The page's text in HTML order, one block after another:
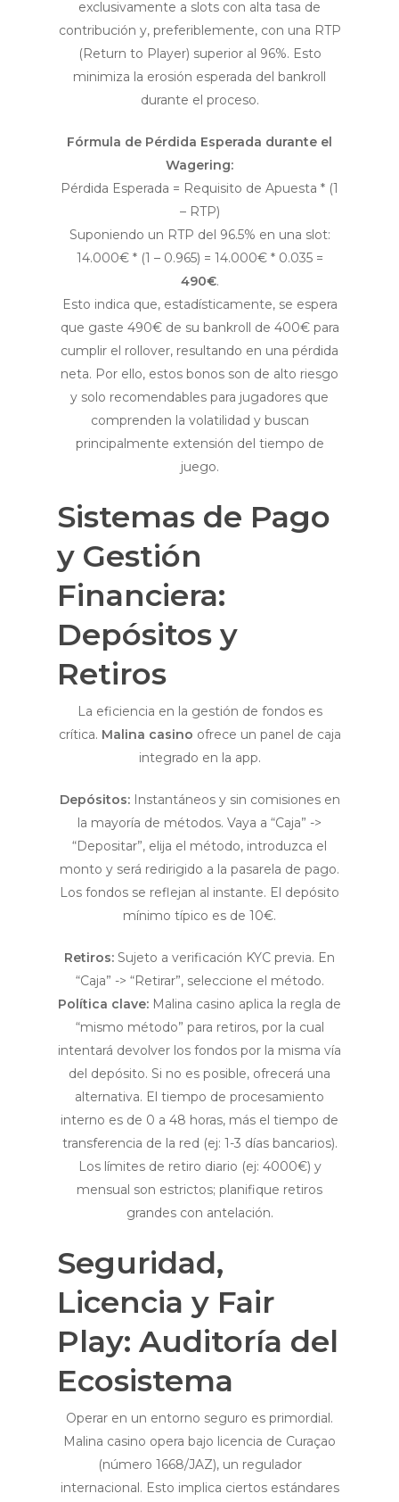
exclusivamente a slots con alta tasa de
contribución y, preferiblemente, con una RTP
(Return to Player) superior al 96%. Esto
minimiza la erosión esperada del bankroll
durante el proceso.
Fórmula de Pérdida Esperada durante el
Wagering:
Pérdida Esperada = Requisito de Apuesta * (1
– RTP)
Suponiendo un RTP del 96.5% en una slot:
14.000€ * (1 – 0.965) = 14.000€ * 0.035 =
490€.
Esto indica que, estadísticamente, se espera
que gaste 490€ de su bankroll de 400€ para
cumplir el rollover, resultando en una pérdida
neta. Por ello, estos bonos son de alto riesgo
y solo recomendables para jugadores que
comprenden la volatilidad y buscan
principalmente extensión del tiempo de
juego.
Sistemas de Pago
y Gestión
Financiera:
Depósitos y
Retiros
La eficiencia en la gestión de fondos es
crítica. Malina casino ofrece un panel de caja
integrado en la app.
Depósitos:Instantáneos y sin comisiones en
la mayoría de métodos. Vaya a “Caja” ->
“Depositar”, elija el método, introduzca el
monto y será redirigido a la pasarela de pago.
Los fondos se reflejan al instante. El depósito
mínimo típico es de 10€.
Retiros: Sujeto a verificación KYC previa. En
“Caja” -> “Retirar”, seleccione el método.
Política clave: Malina casino aplica la regla de
“mismo método” para retiros, por la cual
intentará devolver los fondos por la misma vía
del depósito. Si no es posible, ofrecerá una
alternativa. El tiempo de procesamiento
interno es de 0 a 48 horas, más el tiempo de
transferencia de la red (ej: 1-3 días bancarios).
Los límites de retiro diario (ej: 4000€) y
mensual son estrictos; planifique retiros
grandes con antelación.
Seguridad,
Licencia y Fair
Play: Auditoría del
Ecosistema
Operar en un entorno seguro es primordial.
Malina casino opera bajo licencia de Curaçao
(número 1668/JAZ), un regulador
internacional. Esto implica ciertos estándares